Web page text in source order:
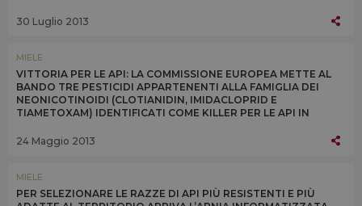
30 Luglio 2013
MIELE
VITTORIA PER LE API: LA COMMISSIONE EUROPEA METTE AL
BANDO TRE PESTICIDI APPARTENENTI ALLA FAMIGLIA DEI
NEONICOTINOIDI (CLOTIANIDIN, IMIDACLOPRID E
TIAMETOXAM) IDENTIFICATI COME KILLER PER LE API IN
24 Maggio 2013
MIELE
PER SELEZIONARE LE RAZZE DI API PIÙ RESISTENTI E PIÙ